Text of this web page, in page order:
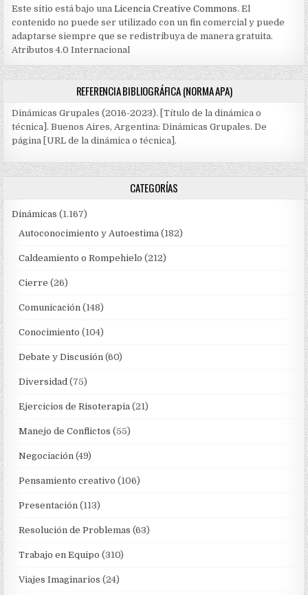
Este sitio está bajo unaLicencia Creative Commons. El
contenido no puede ser utilizado con un fin comercial y puede
adaptarse siempre que se redistribuya de manera gratuita.
Atributos 4.0 Internacional
REFERENCIA BIBLIOGRÁFICA (NORMA APA)
Dinámicas Grupales (2016-2023). [Título de la dinámica o
técnica]. Buenos Aires, Argentina: Dinámicas Grupales. De
página [URL de la dinámica o técnica].
CATEGORÍAS
Dinámicas (1.167)
Autoconocimiento y Autoestima (182)
Caldeamiento o Rompehielo (212)
Cierre (26)
Comunicación (148)
Conocimiento (104)
Debate y Discusión (60)
Diversidad (75)
Ejercicios de Risoterapia (21)
Manejo de Conflictos (55)
Negociación (49)
Pensamiento creativo (106)
Presentación (113)
Resolución de Problemas (63)
Trabajo en Equipo (310)
Viajes Imaginarios (24)